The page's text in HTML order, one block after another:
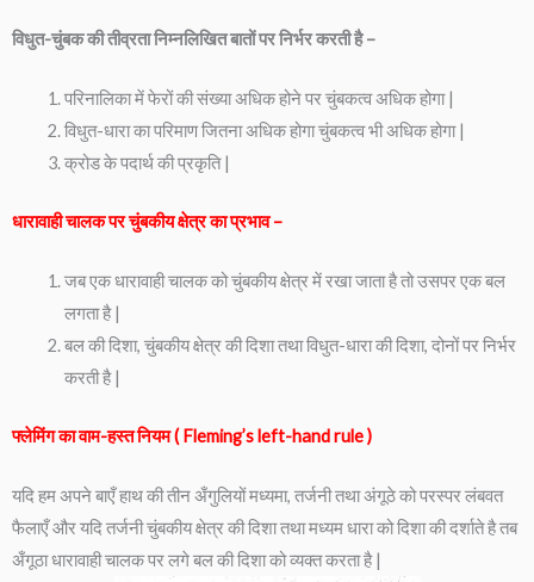
विधुत-चुंबक की तीव्रता निम्नलिखित बातों पर निर्भर करती है –
परिनालिका में फेरों की संख्या अधिक होने पर चुंबकत्व अधिक होगा |
विधुत-धारा का परिमाण जितना अधिक होगा चुंबकत्व भी अधिक होगा |
क्रोड के पदार्थ की प्रकृति |
धारावाही चालक पर चुंबकीय क्षेत्र का प्रभाव –
जब एक धारावाही चालक को चुंबकीय क्षेत्र में रखा जाता है तो उसपर एक बल
लगता है |
बल की दिशा, चुंबकीय क्षेत्र की दिशा तथा विधुत-धारा की दिशा, दोनों पर निर्भर
करती है |
फ्लेमिंग का वाम-हस्त नियम ( Fleming’s left-hand rule )
यदि हम अपने बाएँ हाथ की तीन अँगुलियों मध्यमा, तर्जनी तथा अंगूठे को परस्पर लंबवत
फैलाएँ और यदि तर्जनी चुंबकीय क्षेत्र की दिशा तथा मध्यम धारा को दिशा की दर्शाते है तब
अँगूठा धारावाही चालक पर लगे बल की दिशा को व्यक्त करता है |